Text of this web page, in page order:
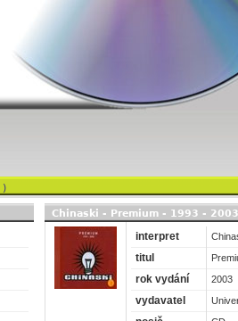
)
Chinaski - Premium - 1993 - 2003
interpret
titul
rok vydání 2003
vydavatel